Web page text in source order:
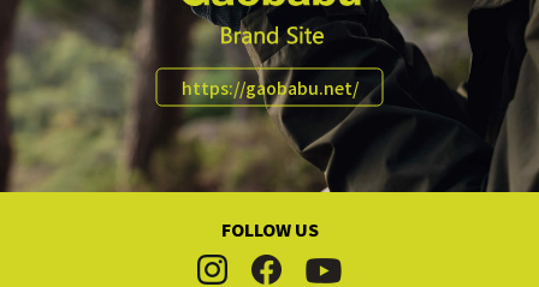
https://gaobabu.net/
FOLLOW US